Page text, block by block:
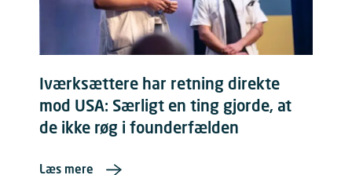
Iværksættere har retning direkte
mod USA: Særligt en ting gjorde, at
de ikke røg i founderfælden
Læs mere